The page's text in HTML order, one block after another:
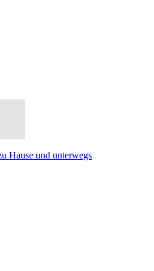
Hause und unterwegs